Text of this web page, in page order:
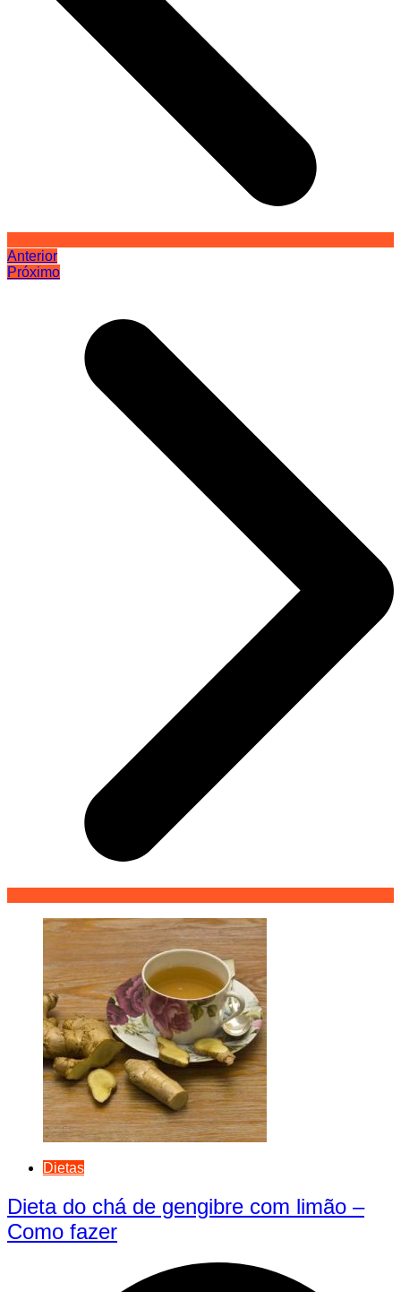
Anterior
Próximo
Dietas
Dieta do chá de gengibre com limão –
Como fazer